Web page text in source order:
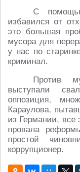
С
избавился от
это большая
мусора для
у нас по
криминал.
Против
выступали
оппозиция,
Караулова,
из Германии, все
провала
простой
коррупционер.